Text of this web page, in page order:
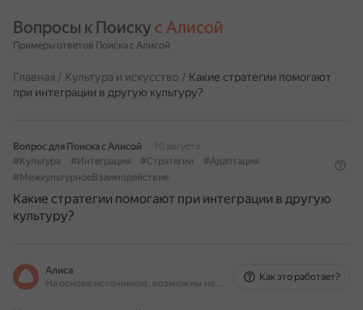
Вопросы к Поиску с Алисой
Примеры ответов Поиска с Алисой
Главная / Культура и искусство / Какие стратегии помогают
при интеграции в другую культуру?
Вопрос для Поиска с Алисой
10 августа
#Культура
#Интеграция #Стратегии
#Адаптация
#МежкультурноеВзаимодействие
Какие стратегии помогают при интеграции в другую
культуру?
Алиса
На основе источников, возможны неточности
Как это работает?